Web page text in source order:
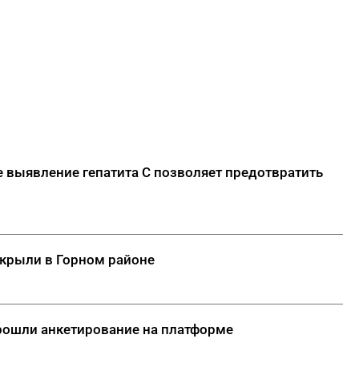
гепатита С позволяет предотвратить
в Горном районе
анкетирование на платформе